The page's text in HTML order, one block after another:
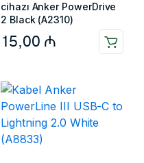
cihazı Anker PowerDrive
2 Black (A2310)
15,00 ₼